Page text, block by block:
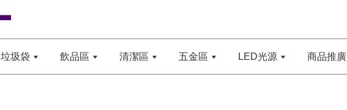
垃圾袋 飲品區 清潔區 五金區 LED光源 商品推廣